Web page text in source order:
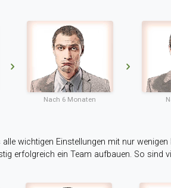
Nach 6 Monaten
wichtigen Einstellungen mit nur wenigen
erfolgreich ein Team aufbauen. So sind